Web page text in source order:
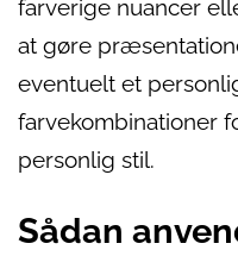
farverige nuancer
at gøre
eventuelt et
farvekombinationer
personlig stil.
Sådan